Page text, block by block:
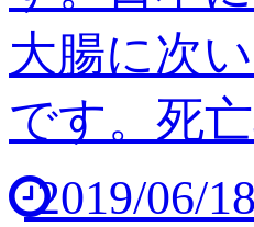
大腸に次
です。死
2019/06/18